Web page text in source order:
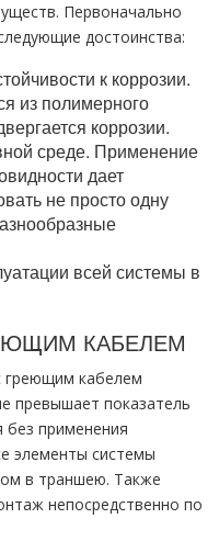
Первоначально
достоинства:
к коррозии.
из полимерного
коррозии.
среде. Применение
дает
не просто одну
всей системы в
КАБЕЛЕМ
греющим кабелем
превышает показатель
без применения
элементы системы
в траншею. Также
непосредственно по